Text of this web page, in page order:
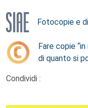
Fotocopie e
Fare copie
di quanto si
Condividi :